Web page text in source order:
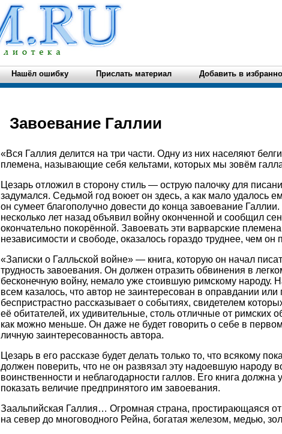
Нашёл ошибку Прислать материал Добавить в
Завоевание Галлии
«Вся Галлия делится на три части. Одну из них населяют
племена, называющие себя кельтами, которых мы зовём
Цезарь отложил в сторону стиль — острую палочку для
задумался. Седьмой год воюет он здесь, а как мало удалось
он сумеет благополучно довести до конца завоевание
несколько лет назад объявил войну оконченной и сообщил
окончательно покорённой. Завоевать эти варварские
независимости и свободе, оказалось гораздо труднее, чем он
«Записки о Галльской войне» — книга, которую он начал
трудность завоевания. Он должен отразить обвинения в
бесконечную войну, немало уже стоившую римскому народу.
всем казалось, что автор не заинтересован в оправдании
беспристрастно рассказывает о событиях, свидетелем
её обитателей, их удивительные, столь отличные от римских
как можно меньше. Он даже не будет говорить о себе в
личную заинтересованность автора.
Цезарь в его рассказе будет делать только то, что всякому
должен поверить, что не он развязал эту надоевшую народу
воинственности и неблагодарности галлов. Его книга
показать величие предпринятого им завоевания.
Заальпийская Галлия… Огромная страна, простирающаяся
на север до многоводного Рейна, богатая железом, медью,